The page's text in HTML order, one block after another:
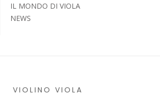
IL MONDO DI VIOLA
NEWS
VIOLINO VIOLA